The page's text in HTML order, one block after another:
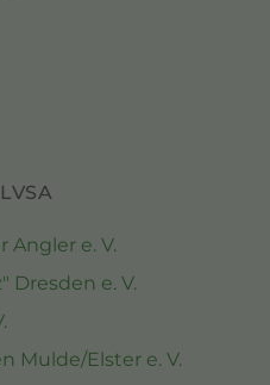
Angler e. V.
Dresden e. V.
Mulde/Elster e. V.